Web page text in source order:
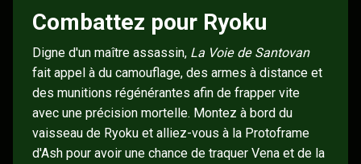
Combattez pour Ryoku
Digne d'un maître assassin, La Voie de Santovan
fait appel à du camouflage, des armes à distance et
des munitions régénérantes afin de frapper vite
avec une précision mortelle. Montez à bord du
vaisseau de Ryoku et alliez-vous à la Protoframe
d'Ash pour avoir une chance de traquer Vena et de la